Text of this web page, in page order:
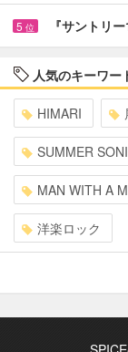
5 位 『サントリ
人気のキーワー
HIMARI
SUMMER
MAN WITH A
洋楽ロック